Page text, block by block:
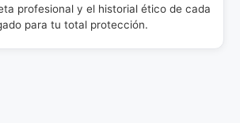
profesional y el historial ético de cada
para tu total protección.